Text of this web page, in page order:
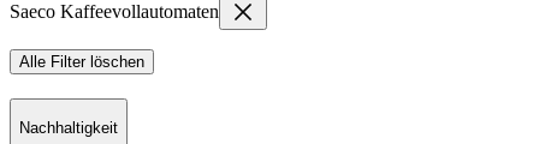
Saeco Kaffeevollautomaten
Alle Filter löschen
Nachhaltigkeit